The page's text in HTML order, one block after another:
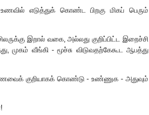
உணவில் எடுத்துக் கொண்ட பிறகு மிகப் பெரும்
இறால் வகை, அல்லது குறிப்பிட்ட இறைச்சி
முகம் வீங்கி - மூச்சு விடுவதற்கேகூட ஆபத்து
குறியாகக் கொண்டு - உண்ணுக - அதுவும்